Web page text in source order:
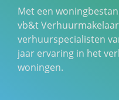
Met een
vb&t
verhuurspecialisten
jaar ervaring in het
woningen.